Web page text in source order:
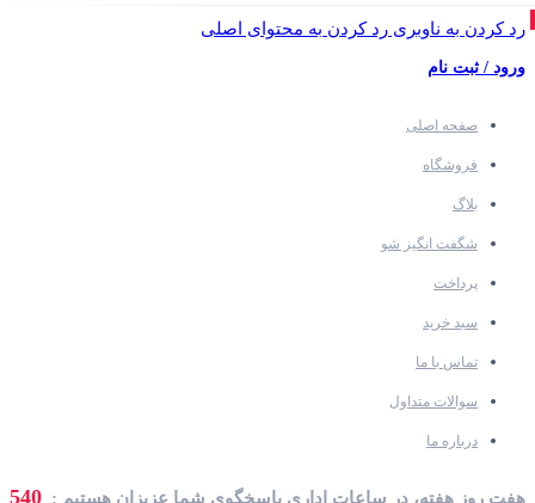
رد کردن به ناوبری رد کردن به محتوای اصلی
ورود / ثبت نام
صفحه اصلی
فروشگاه
بلاگ
شگفت انگیز شو
پرداخت
سبد خرید
تماس با ما
سوالات متداول
درباره ما
هفت روز هفته، در ساعات اداری پاسخگوی شما عزیزان هستیم : 540